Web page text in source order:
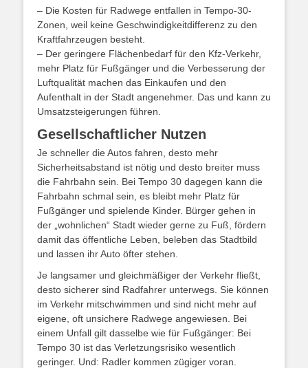
– Die Kosten für Radwege entfallen in Tempo-30-
Zonen, weil keine Geschwindigkeitdifferenz zu den
Kraftfahrzeugen besteht.
– Der geringere Flächenbedarf für den Kfz-Verkehr,
mehr Platz für Fußgänger und die Verbesserung der
Luftqualität machen das Einkaufen und den
Aufenthalt in der Stadt angenehmer. Das und kann zu
Umsatzsteigerungen führen.
Gesellschaftlicher Nutzen
Je schneller die Autos fahren, desto mehr
Sicherheitsabstand ist nötig und desto breiter muss
die Fahrbahn sein. Bei Tempo 30 dagegen kann die
Fahrbahn schmal sein, es bleibt mehr Platz für
Fußgänger und spielende Kinder. Bürger gehen in
der „wohnlichen“ Stadt wieder gerne zu Fuß, fördern
damit das öffentliche Leben, beleben das Stadtbild
und lassen ihr Auto öfter stehen.
Je langsamer und gleichmäßiger der Verkehr fließt,
desto sicherer sind Radfahrer unterwegs. Sie können
im Verkehr mitschwimmen und sind nicht mehr auf
eigene, oft unsichere Radwege angewiesen. Bei
einem Unfall gilt dasselbe wie für Fußgänger: Bei
Tempo 30 ist das Verletzungsrisiko wesentlich
geringer. Und: Radler kommen zügiger voran.